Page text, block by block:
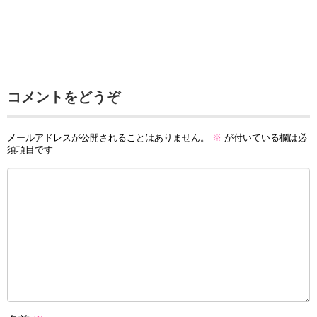
コメントをどうぞ
メールアドレスが公開されることはありません。 ※ が付いている欄は必
須項目です